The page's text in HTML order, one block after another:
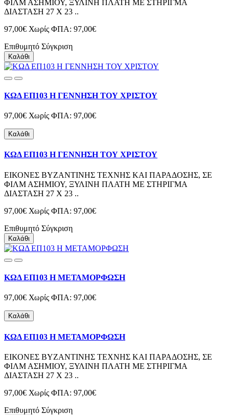
ΦΙΛΜ ΑΣΗΜΙΟΥ, ΞΥΛΙΝΗ ΠΛΑΤΗ ΜΕ ΣΤΗΡΙΓΜΑ
ΔΙΑΣΤΑΣΗ 27 Χ 23 ..
97,00€ Χωρίς ΦΠΑ: 97,00€
Επιθυμητό Σύγκριση
Καλάθι
ΚΩΔ ΕΠ103 Η ΓΕΝΝΗΣΗ ΤΟΥ ΧΡΙΣΤΟΥ
97,00€ Χωρίς ΦΠΑ: 97,00€
Καλάθι
ΚΩΔ ΕΠ103 Η ΓΕΝΝΗΣΗ ΤΟΥ ΧΡΙΣΤΟΥ
ΕΙΚΟΝΕΣ ΒΥΖΑΝΤΙΝΗΣ ΤΕΧΝΗΣ ΚΑΙ ΠΑΡΑΔΟΣΗΣ, ΣΕ
ΦΙΛΜ ΑΣΗΜΙΟΥ, ΞΥΛΙΝΗ ΠΛΑΤΗ ΜΕ ΣΤΗΡΙΓΜΑ
ΔΙΑΣΤΑΣΗ 27 Χ 23 ..
97,00€ Χωρίς ΦΠΑ: 97,00€
Επιθυμητό Σύγκριση
Καλάθι
ΚΩΔ ΕΠ103 Η ΜΕΤΑΜΟΡΦΩΣΗ
97,00€ Χωρίς ΦΠΑ: 97,00€
Καλάθι
ΚΩΔ ΕΠ103 Η ΜΕΤΑΜΟΡΦΩΣΗ
ΕΙΚΟΝΕΣ ΒΥΖΑΝΤΙΝΗΣ ΤΕΧΝΗΣ ΚΑΙ ΠΑΡΑΔΟΣΗΣ, ΣΕ
ΦΙΛΜ ΑΣΗΜΙΟΥ, ΞΥΛΙΝΗ ΠΛΑΤΗ ΜΕ ΣΤΗΡΙΓΜΑ
ΔΙΑΣΤΑΣΗ 27 Χ 23 ..
97,00€ Χωρίς ΦΠΑ: 97,00€
Επιθυμητό Σύγκριση